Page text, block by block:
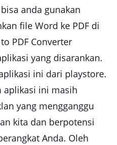
anda gunakan
file Word ke PDF di
PDF Converter
yang disarankan.
ini dari playstore.
aplikasi ini masih
yang mengganggu
kita dan berpotensi
Anda. Oleh